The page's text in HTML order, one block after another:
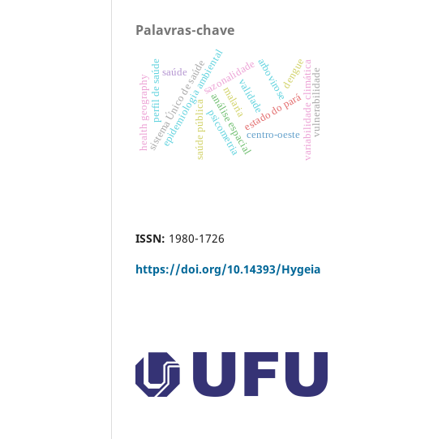
Palavras-chave
sazonalidade
epidemiologia ambiental
saúde pública estado do parávariabilidade climática
análise espacial
arbovirose
centro-oeste
psicometria
validade
sistema Único de saúde vulnerabilidade
perfil de saúde malaria
health geography
dengue
saúde
ISSN: 1980-1726
https://doi.org/10.14393/Hygeia